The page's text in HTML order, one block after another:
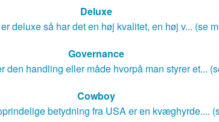
Deluxe
deluxe så har det en høj kvalitet, en høj v... (se
Governance
den handling eller måde hvorpå man styrer et...
Cowboy
betydning fra USA er en kvæghyrde....